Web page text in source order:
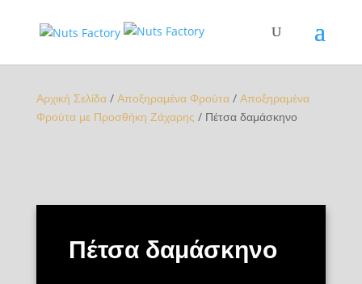
Αρχική Σελίδα/ Αποξηραμένα Φρούτα/ Αποξηραμένα
Φρούτα με Προσθήκη Ζάχαρης / Πέτσα δαμάσκηνο
Πέτσα δαμάσκηνο